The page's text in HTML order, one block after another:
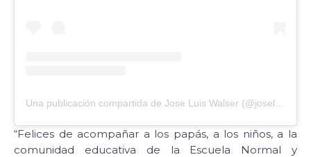
“Felices de acompañar a los papás, a los niños, a la
comunidad educativa de la Escuela Normal y